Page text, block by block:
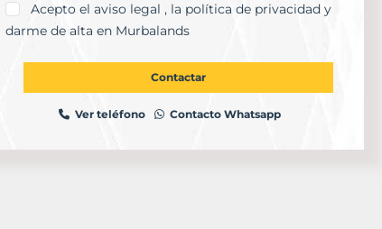
Acepto el aviso legal , la política de privacidady
darme de alta en Murbalands
Contactar
Ver teléfono Contacto Whatsapp